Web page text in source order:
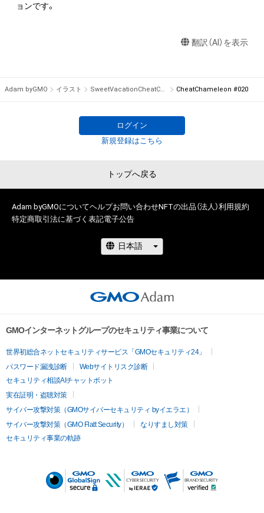
ョンです。
翻訳（AI）を表示
Adam byGMO イラスト SweetVacationCheatChameleon CheatChameleon #020
ログイン
新規登録はこちら
トップへ戻る
Adam byGMOについてヘルプお問い合わせNFTの出品（法人）利用規約
特定商取引法に基づく表記電子公告
GMOインターネットグループのセキュリティ事業について
世界初総合ネットセキュリティサービス「GMOセキュリティ24」
パスワード漏洩診断
Webサイトリスク診断
セキュリティ相談AIチャットボット
実在証明・盗聴対策
サイバー攻撃対策（GMOサイバーセキュリティ byイエラエ）
サイバー攻撃対策（GMO Flatt Security）
なりすまし対策
セキュリティ事業の軌跡